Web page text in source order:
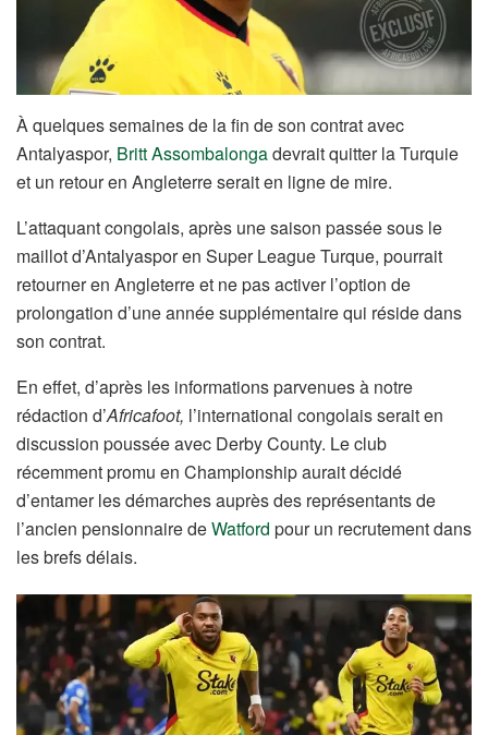
À quelques semaines de la fin de son contrat avec
Antalyaspor, Britt Assombalongadevrait quitter la Turquie
et un retour en Angleterre serait en ligne de mire.
L’attaquant congolais, après une saison passée sous le
maillot d’Antalyaspor en Super League Turque, pourrait
retourner en Angleterre et ne pas activer l’option de
prolongation d’une année supplémentaire qui réside dans
son contrat.
En effet, d’après les informations parvenues à notre
rédaction d’Africafoot, l’international congolais serait en
discussion poussée avec Derby County. Le club
récemment promu en Championship aurait décidé
d’entamer les démarches auprès des représentants de
l’ancien pensionnaire deWatford pour un recrutement dans
les brefs délais.